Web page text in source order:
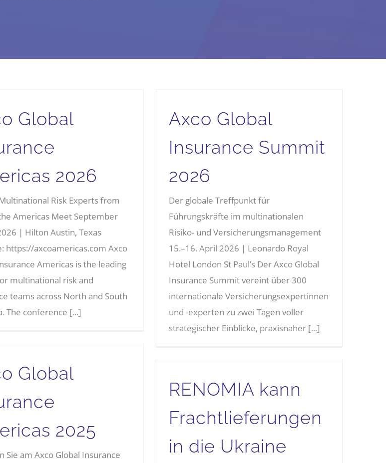
Global
2026
Risk Experts from
Americas Meet September
| Hilton Austin, Texas
https://axcoamericas.com Axco
Americas is the leading
multinational risk and
teams across North and South
The conference [...]
Axco Global
Insurance Summit
2026
Der globale Treffpunkt für
Führungskräfte im multinationalen
Risiko- und Versicherungsmanagement
15.–16. April 2026 | Leonardo Royal
Hotel London St Paul’s Der Axco Global
Insurance Summit vereint über 300
internationale Versicherungsexpertinnen
und -experten zu zwei Tagen voller
strategischer Einblicke, praxisnaher [...]
Global
2025
Sie am Axco Global Insurance
RENOMIA kann
Frachtlieferungen
in die Ukraine